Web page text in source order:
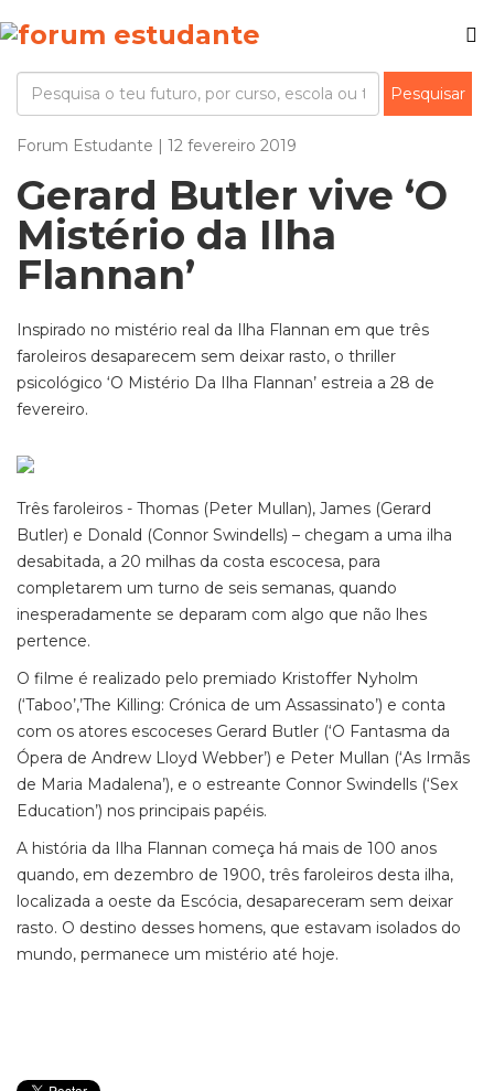
Forum Estudante | 12 fevereiro 2019
Gerard Butler vive ‘O
Mistério da Ilha
Flannan’
Inspirado no mistério real da Ilha Flannan em que três
faroleiros desaparecem sem deixar rasto, o thriller
psicológico ‘O Mistério Da Ilha Flannan’ estreia a 28 de
fevereiro.
Três faroleiros - Thomas (Peter Mullan), James (Gerard
Butler) e Donald (Connor Swindells) – chegam a uma ilha
desabitada, a 20 milhas da costa escocesa, para
completarem um turno de seis semanas, quando
inesperadamente se deparam com algo que não lhes
pertence.
O filme é realizado pelo premiado Kristoffer Nyholm
(‘Taboo’,’The Killing: Crónica de um Assassinato’) e conta
com os atores escoceses Gerard Butler (‘O Fantasma da
Ópera de Andrew Lloyd Webber’) e Peter Mullan (‘As Irmãs
de Maria Madalena’), e o estreante Connor Swindells (‘Sex
Education’) nos principais papéis.
A história da Ilha Flannan começa há mais de 100 anos
quando, em dezembro de 1900, três faroleiros desta ilha,
localizada a oeste da Escócia, desapareceram sem deixar
rasto. O destino desses homens, que estavam isolados do
mundo, permanece um mistério até hoje.